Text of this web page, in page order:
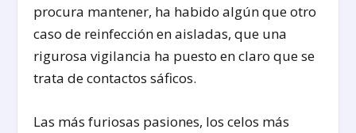
procura mantener, ha habido algún que otro
caso de reinfección en aisladas, que una
rigurosa vigilancia ha puesto en claro que se
trata de contactos sáficos.
Las más furiosas pasiones, los celos más